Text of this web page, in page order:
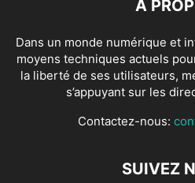
À
Dans un monde numérique et
moyens techniques actuels
la liberté de ses utilisateurs,
s’appuyant sur les
Contactez-nous:
SUIVEZ